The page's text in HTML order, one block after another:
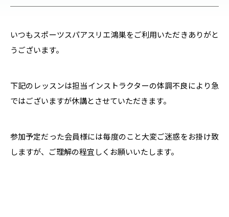
いつもスポーツスパアスリエ鴻巣をご利用いただきありがと
うございます。
下記のレッスンは担当インストラクターの体調不良により急
ではございますが休講とさせていただきます。
参加予定だった会員様には毎度のこと大変ご迷惑をお掛け致
しますが、ご理解の程宜しくお願いいたします。